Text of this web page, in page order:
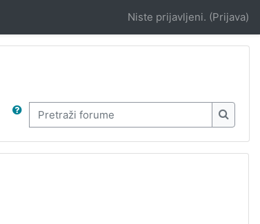
Niste prijavljeni. (Prijava)
Pretraži forume